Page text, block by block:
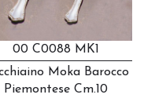
00 C0088 MK1
Moka Barocco
Piemontese Cm.10